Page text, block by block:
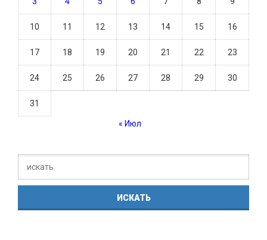
10 11 12 13 14 15 16
17 18 19 20 21 22 23
24 25 26 27 28 29 30
31
« Июл